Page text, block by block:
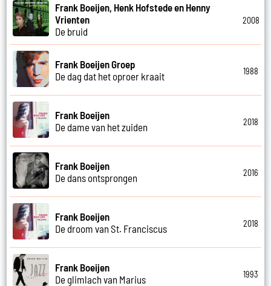
Frank Boeijen, Henk Hofstede en Henny
Vrienten
De bruid
2008
Frank Boeijen Groep
De dag dat het oproer kraait
1988
Frank Boeijen
De dame van het zuiden
2018
Frank Boeijen
De dans ontsprongen
2016
Frank Boeijen
De droom van St. Franciscus
2018
Frank Boeijen
De glimlach van Marius
1993